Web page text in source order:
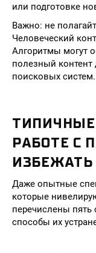
или подготовке
Важно: не
Человеческий
Алгоритмы могут
полезный контент
поисковых систем.
РАБОТЕ С
ИЗБЕЖАТЬ
Даже опытные
которые
перечислены
способы их